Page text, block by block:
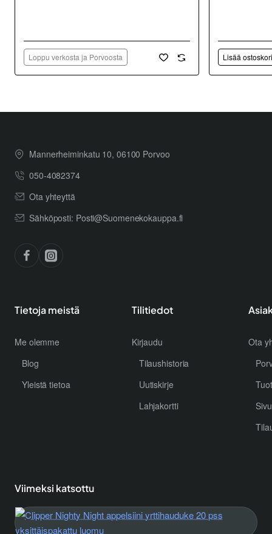
Loppu verkosta ja Porvoosta Lisää
Mannerheiminkatu 10, 06100 Porvoo
050-4082374
Ota yhteyttä
Sähköposti: Posti@Suomenekokauppa.fi
Tietoja meistä
Me olemme
Blog
Yleistä tietoa
Tilitiedot
Kirjaudu
Tilaushistoria
Uutiskirje
Lahjakortti
Ota
Viimeksi katsottu